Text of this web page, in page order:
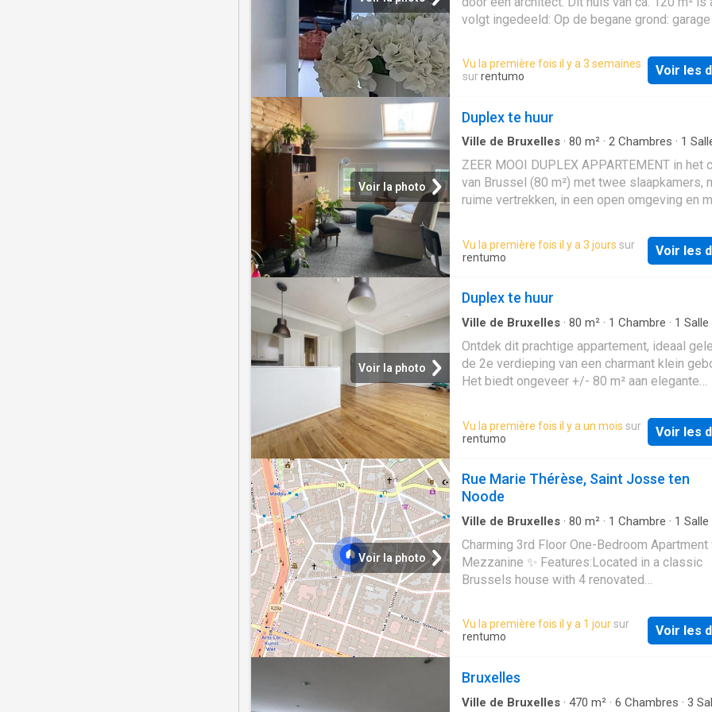
Beschikbaar vanaf 01/07/2026
volgt ingedeeld: Op de begane grond:
de eerste verdieping: woon-/eetkamer (ca.
open ingerichte keuken. Op de 2e verdieping:
doucheruimte met apart toilet, slaapkamer
opbergruimte. Op de 3e en laatste verdieping:
toilet en ingebouwd bad met uitzicht op de
slaapkamer. Diversen: hoogwaardige
diamantvormige structuur, gebouwd in 2011,
beglazing, veel ingebouwde opbergruimte.
Beschikbaar vanaf 01/07/2026
Vu la première fois il y a 3 semaines
surrentumo Voir les
Voir la photo
Duplex te huur
Ville de Bruxelles · 80 m² · 2 Chambres · 1
ZEER MOOI DUPLEX APPARTEMENT in het
van Brussel (80 m²) met twee slaapkamers,
ruime vertrekken, in een open omgeving en
omgeving. Appartement geschikt voor
personen, perfect voor 2 studenten Het
keuken met 4 elektrische kookplaten,
combi-oven en microgolfoven, frigo en
badkamer met ligbad, lavabo, toilet en
Energiezuinig appartement dankzij de
zuidelijke oriëntatie. Op wandelafstand van het
stadscentrum en aan de rand van het park van
rustig herenhuis, volledig gerenoveerd,
respect voor de oorspronkelijke elementen
Uitzonderlijke ligging, vlakbij het openbaar
(bus, tram, station). Voorwaarden: - huurprijs:
forfaitaire maandelijkse gem
Vu la première fois il y a 3 jours sur
rentumo
Voir les
Voir la photo
Duplex te huur
Ville de Bruxelles · 80 m² · 1 Chambre · 1 Salle
Ontdek dit prachtige appartement, ideaal
de 2e verdieping van een charmant klein
Het biedt ongeveer +/- 80 m² aan elegante
uitkomt op een balkon, een lichte eetkamer
grenst aan een volledig uitgeruste open
terras op het zuiden van ongeveer 16 m² waar
de zon kunt genieten. Het EPC-certificaat
momenteel afgerond. Gelegen in de
wijk Zavel, geniet je van de nabijheid van
antiekwinkels, uitstekende restaurants en
gemakkelijke toegang tot het openbaar
Vu la première fois il y a un mois sur
rentumo
Voir les
Voir la photo
Rue Marie Thérèse, Saint Josse ten
Noode
Ville de Bruxelles · 80 m² · 1 Chambre · 1 Salle
Charming 3rd Floor One-Bedroom Apartment
Mezzanine ✨ Features:Located in a classic
Brussels house with 4 renovated
‍♀️️‍♂️Fully furnished with a fully fitted kitchen
Vu la première fois il y a 1 joursur
rentumo
Voir les
Bruxelles
Ville de Bruxelles · 470 m² · 6 Chambres · 3